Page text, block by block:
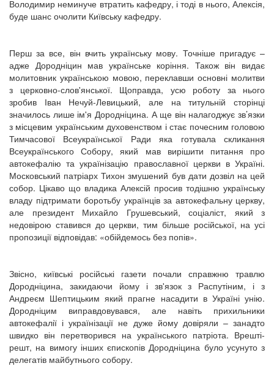
Володимир неминуче втратить кафедру, і тоді в нього, Алексія,
буде шанс очолити Київську кафедру.
Перш за все, він вчить українську мову. Точніше пригадує –
адже Дородніцин мав українське коріння. Також він видає
молитовник українською мовою, переклавши основні молитви
з церковно-слов'янської. Щоправда, усю роботу за нього
зробив Іван Нечуй-Левицький, але на титульній сторінці
значилось лише ім'я Дородніцина. А ще він налагоджує зв’язки
з місцевим українським духовенством і стає почесним головою
Тимчасової Всеукраїнської Ради яка готувала скликання
Всеукраїнського Собору, який мав вирішити питання про
автокефалію та українізацію православної церкви в Україні.
Московський патріарх Тихон змушений був дати дозвіл на цей
собор. Цікаво що владика Алексій просив тодішню українську
владу підтримати боротьбу українців за автокефальну церкву,
але президент Михайло Грушевський, соціаліст, який з
недовірою ставився до церкви, тим більше російської, на усі
пропозиції відповідав: «обійдемось без попів».
Звісно, київські російські газети почали справжню травлю
Дородніцина, закидаючи йому і зв'язок з Распутіним, і з
Андреєм Шептицьким який прагне насадити в Україні унію.
Дородніцим виправдовувався, але навіть прихильники
автокефалії і українізації не дуже йому довіряли – занадто
швидко він перетворився на українського патріота. Врешті-
решт, на вимогу інших єпископів Дородніцина було усунуто з
делегатів майбутнього собору.